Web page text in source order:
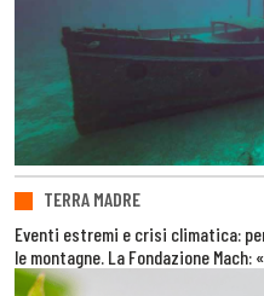
TERRA MADRE
Eventi estremi e crisi climatica:
le montagne. La Fondazione